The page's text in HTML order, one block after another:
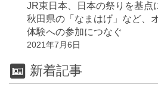
JR東日本、日本の祭りを基点
秋田県の「なまはげ」など、
体験への参加につなぐ
2021年7月6日
新着記事